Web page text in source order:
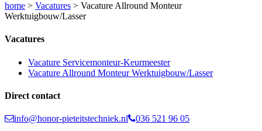
home > Vacatures > Vacature Allround Monteur
Werktuigbouw/Lasser
Vacatures
Vacature Servicemonteur-Keurmeester
Vacature Allround Monteur Werktuigbouw/Lasser
Direct contact
info@honor-pieteitstechniek.nl 036 521 96 05